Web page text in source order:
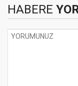
HABERE